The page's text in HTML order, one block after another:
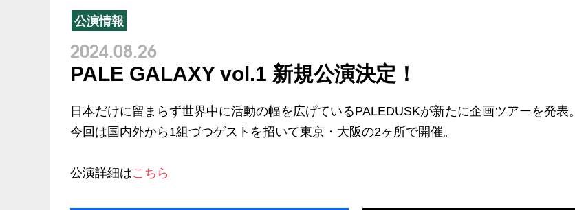
公演情報
2024.08.26
PALE GALAXY vol.1 新規公演決定！
日本だけに留まらず世界中に活動の幅を広げているPALEDUSKが新たに企画ツアーを発表。
今回は国内外から1組づつゲストを招いて東京・大阪の2ヶ所で開催。
公演詳細はこちら